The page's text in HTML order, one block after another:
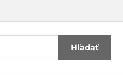
Hľadať